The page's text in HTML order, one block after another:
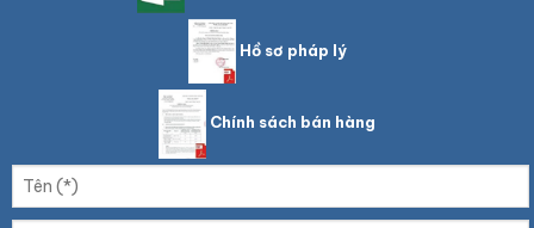
Hồ sơ pháp lý
Chính sách bán hàng